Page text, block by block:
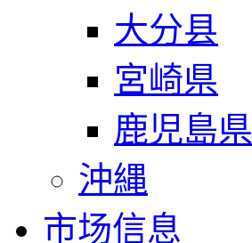
大分县
宮崎県
鹿児島県
沖縄
市场信息